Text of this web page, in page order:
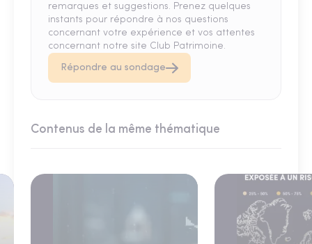
remarques et suggestions. Prenez quelques
instants pour répondre à nos questions
concernant votre expérience et vos attentes
concernant notre site Club Patrimoine.
Répondre au sondage
Contenus de la même thématique